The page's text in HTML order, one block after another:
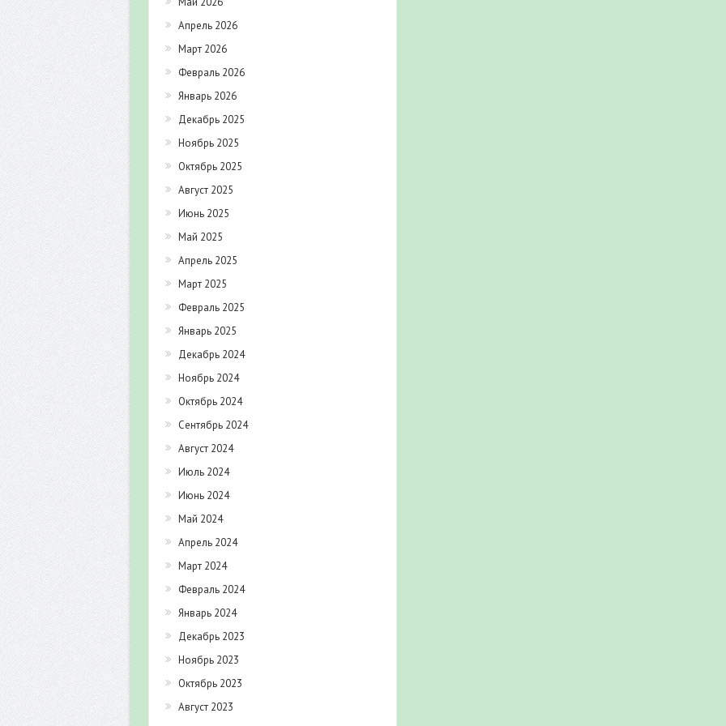
Апрель 2026
Март 2026
Февраль 2026
Январь 2026
Декабрь 2025
Ноябрь 2025
Октябрь 2025
Август 2025
Июнь 2025
Май 2025
Апрель 2025
Март 2025
Февраль 2025
Январь 2025
Декабрь 2024
Ноябрь 2024
Октябрь 2024
Сентябрь 2024
Август 2024
Июль 2024
Июнь 2024
Май 2024
Апрель 2024
Март 2024
Февраль 2024
Январь 2024
Декабрь 2023
Ноябрь 2023
Октябрь 2023
Август 2023